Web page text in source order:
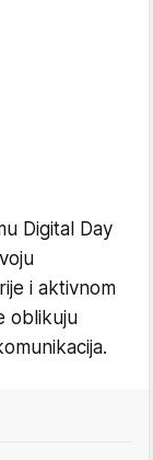
Digital Day
i aktivnom
oblikuju